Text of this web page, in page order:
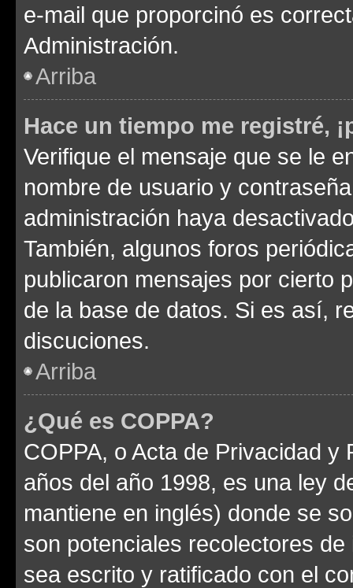
e-mail que proporcinó es
Administración.
Arriba
Hace un tiempo me registré,
Verifique el mensaje que se le
nombre de usuario y
administración haya
También, algunos foros
publicaron mensajes por cierto
de la base de datos. Si es así,
discuciones.
Arriba
¿Qué es COPPA?
COPPA, o Acta de Privacidad
años del año 1998, es una ley
mantiene en inglés) donde se
son potenciales recolectores
sea escrito y ratificado con el